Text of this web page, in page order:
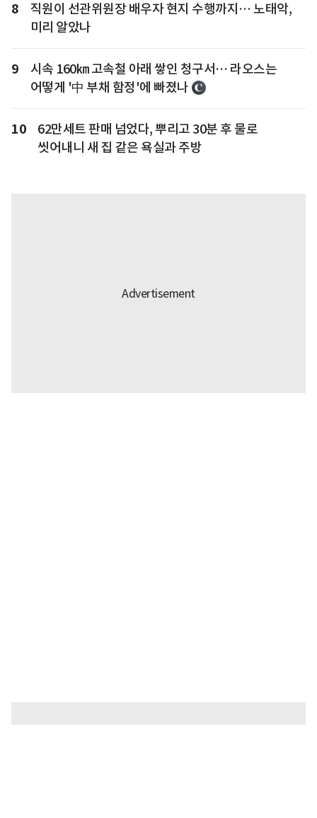
8
직원이 선관위원장 배우자 현지 수행까지… 노태악,
미리 알았나
9
시속 160㎞ 고속철 아래 쌓인 청구서… 라오스는
어떻게 '中 부채 함정'에 빠졌나
10
62만세트 판매 넘었다, 뿌리고 30분 후 물로
씻어내니 새 집 같은 욕실과 주방